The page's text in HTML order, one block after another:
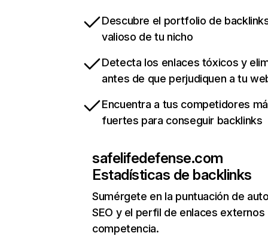
Descubre el portfolio de
valioso de tu nicho
Detecta los enlaces tóxicos y
antes de que perjudiquen a tu
Encuentra a tus competidores
fuertes para conseguir backlinks
safelifedefense.com
Estadísticas de backlinks
Sumérgete en la puntuación de
SEO y el perfil de enlaces externos
competencia.